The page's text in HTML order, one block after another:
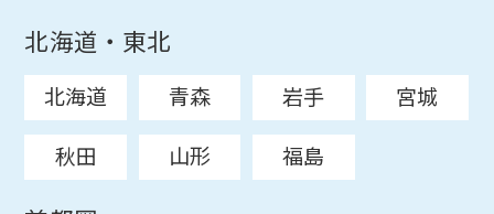
北海道・東北
北海道 青森 岩手
宮城
秋田
山形 福島